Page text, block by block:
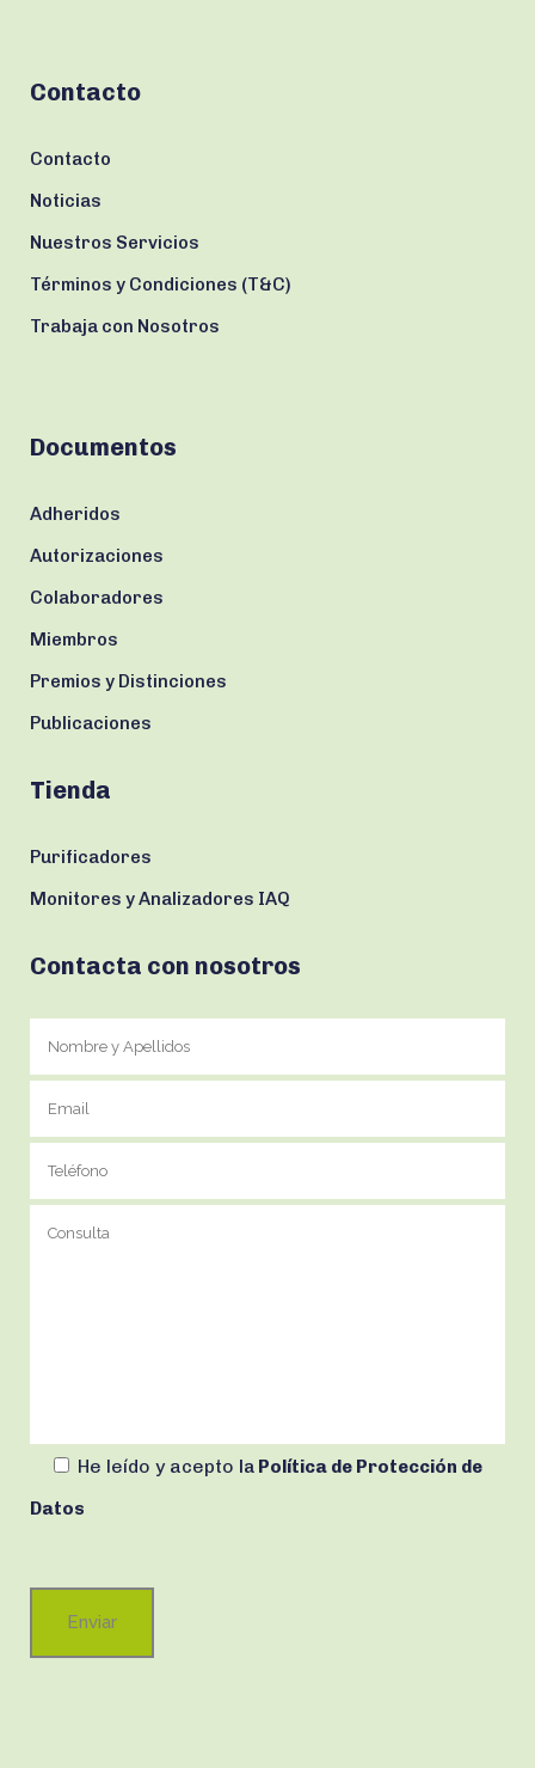
Contacto
Contacto
Noticias
Nuestros Servicios
Términos y Condiciones (T&C)
Trabaja con Nosotros
Documentos
Adheridos
Autorizaciones
Colaboradores
Miembros
Premios y Distinciones
Publicaciones
Tienda
Purificadores
Monitores y Analizadores IAQ
Contacta con nosotros
He leído y acepto la Política de Protección de
Datos